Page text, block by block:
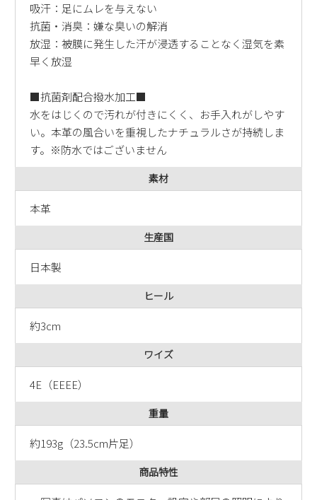
吸汗：足にムレを与えない
抗菌・消臭：嫌な臭いの解消
放湿：被膜に発生した汗が浸透することなく湿気を素
早く放湿
■抗菌剤配合撥水加工■
水をはじくので汚れが付きにくく、お手入れがしやす
い。本革の風合いを重視したナチュラルさが持続しま
す。※防水ではございません
素材
本革
生産国
日本製
ヒール
約3cm
ワイズ
4E（EEEE）
重量
約193g（23.5cm片足）
商品特性